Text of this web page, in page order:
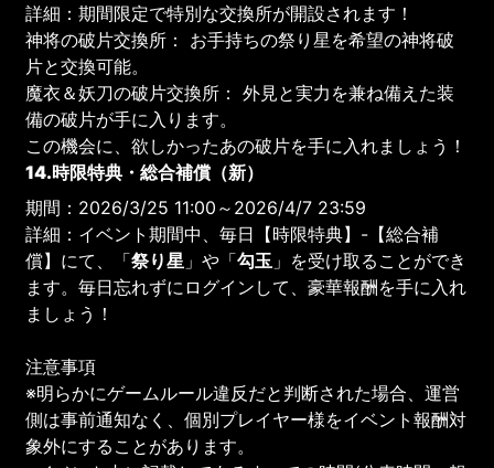
詳細：期間限定で特別な交換所が開設されます！
神将の破片交換所： お手持ちの祭り星を希望の神将破
片と交換可能。
魔衣＆妖刀の破片交換所： 外見と実力を兼ね備えた装
備の破片が手に入ります。
この機会に、欲しかったあの破片を手に入れましょう！
14.時限特典・総合補償（新）
期間：2026/3/25 11:00～2026/4/7 23:59
詳細：イベント期間中、毎日【時限特典】-【総合補
償】にて、「祭り星 」や「勾玉 」を受け取ることができ
ます。毎日忘れずにログインして、豪華報酬を手に入れ
ましょう！
注意事項
※明らかにゲームルール違反だと判断された場合、運営
側は事前通知なく、個別プレイヤー様をイベント報酬対
象外にすることがあります。